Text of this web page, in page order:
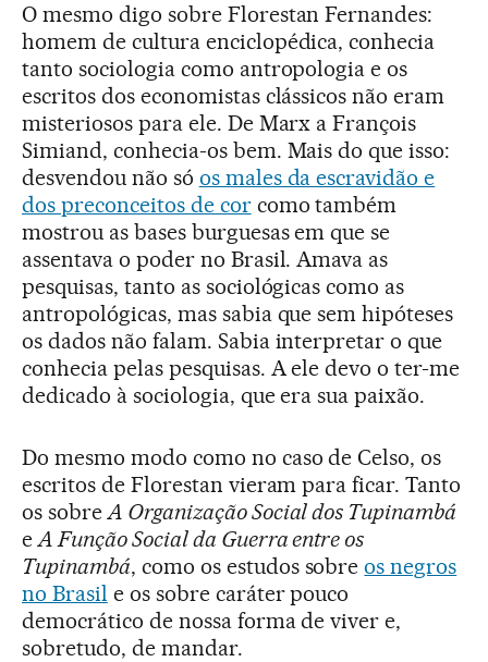
O mesmo digo sobre Florestan Fernandes:
homem de cultura enciclopédica, conhecia
tanto sociologia como antropologia e os
escritos dos economistas clássicos não eram
misteriosos para ele. De Marx a François
Simiand, conhecia-os bem. Mais do que isso:
desvendou não só os males da escravidão e
dos preconceitos de corcomo também
mostrou as bases burguesas em que se
assentava o poder no Brasil. Amava as
pesquisas, tanto as sociológicas como as
antropológicas, mas sabia que sem hipóteses
os dados não falam. Sabia interpretar o que
conhecia pelas pesquisas. A ele devo o ter-me
dedicado à sociologia, que era sua paixão.
Do mesmo modo como no caso de Celso, os
escritos de Florestan vieram para ficar. Tanto
os sobreA Organização Social dos Tupinambá
eA Função Social da Guerra entre os
Tupinambá, como os estudos sobreos negros
no Brasil e os sobre caráter pouco
democrático de nossa forma de viver e,
sobretudo, de mandar.